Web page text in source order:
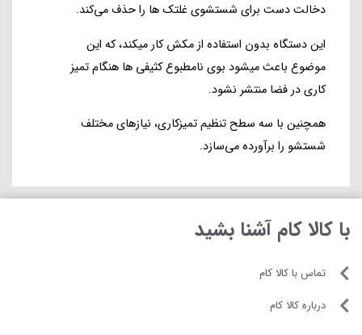
دخالت دست برای شستشوی غلتک ها را حذف می‌کند.
این دستگاه بدون استفاده از مکش کار میکند، که این
موضوع باعث میشود بوی نامطبوع کثیفی ها هنگام تمیز
کاری در فضا منتشر نشود.
همچنین با سه سطح تنظیم تمیزکاری، نیازهای مختلف
شستشو را برآورده می‌سازد.
با کالا کام آشنا بشید
تماس با کالا کام
درباره کالا کام